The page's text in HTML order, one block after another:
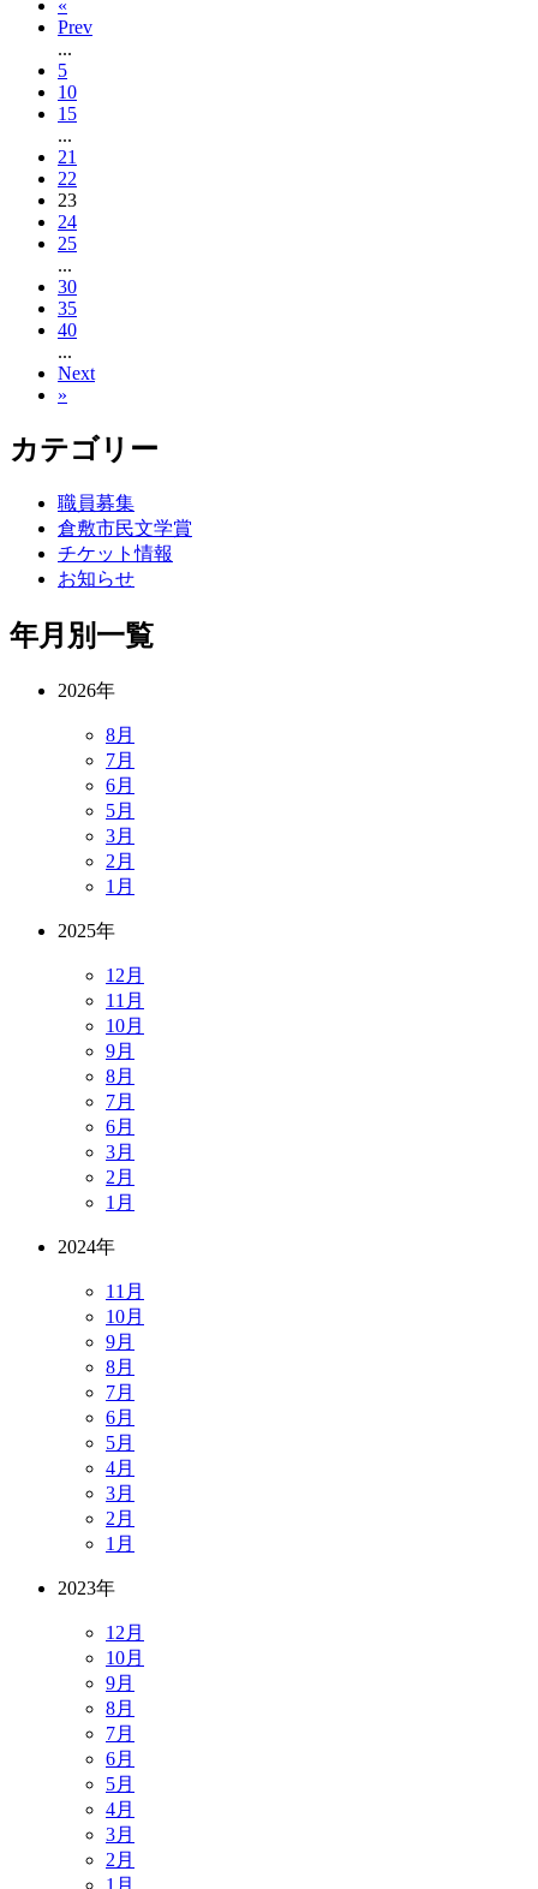
«
Prev
...
5
10
15
...
21
22
23
24
25
...
30
35
40
...
Next
»
カテゴリー
職員募集
倉敷市民文学賞
チケット情報
お知らせ
年月別一覧
2026年
8月
7月
6月
5月
3月
2月
1月
2025年
12月
11月
10月
9月
8月
7月
6月
3月
2月
1月
2024年
11月
10月
9月
8月
7月
6月
5月
4月
3月
2月
1月
2023年
12月
10月
9月
8月
7月
6月
5月
4月
3月
2月